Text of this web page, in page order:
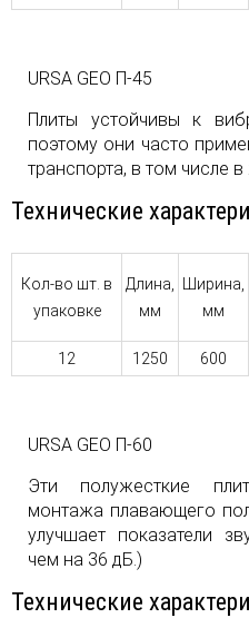
URSA GEO П-45
Плиты устойчивы к
поэтому они часто
транспорта, в том числе
Технические
Кол-во шт. в
упаковке
Длина,
мм
Ширина,
мм
12
1250 600
URSA GEO П-60
Эти полужесткие
монтажа плавающего
улучшает показатели
чем на 36 дБ.)
Технические